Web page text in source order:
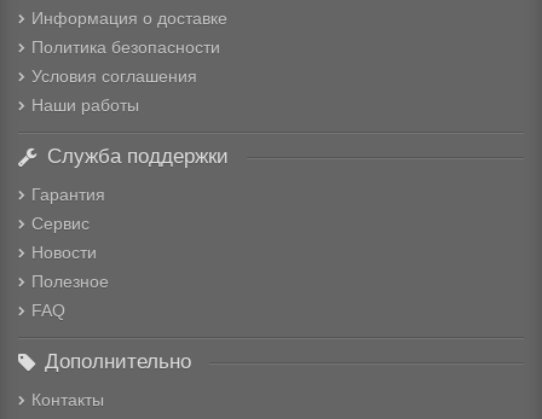
Информация о доставке
Политика безопасности
Условия соглашения
Наши работы
Служба поддержки
Гарантия
Сервис
Новости
Полезное
FAQ
Дополнительно
Контакты